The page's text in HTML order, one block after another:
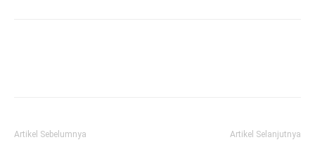
Artikel Sebelumnya Artikel Selanjutnya